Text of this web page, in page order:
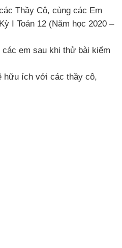
Thầy Cô, cùng các Em
I Toán 12 (Năm học 2020 –
em sau khi thử bài kiểm
hữu ích với các thầy cô,